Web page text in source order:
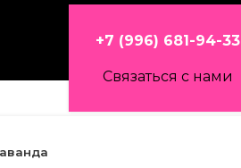
+7 (996) 681-94-33
Связаться с нами